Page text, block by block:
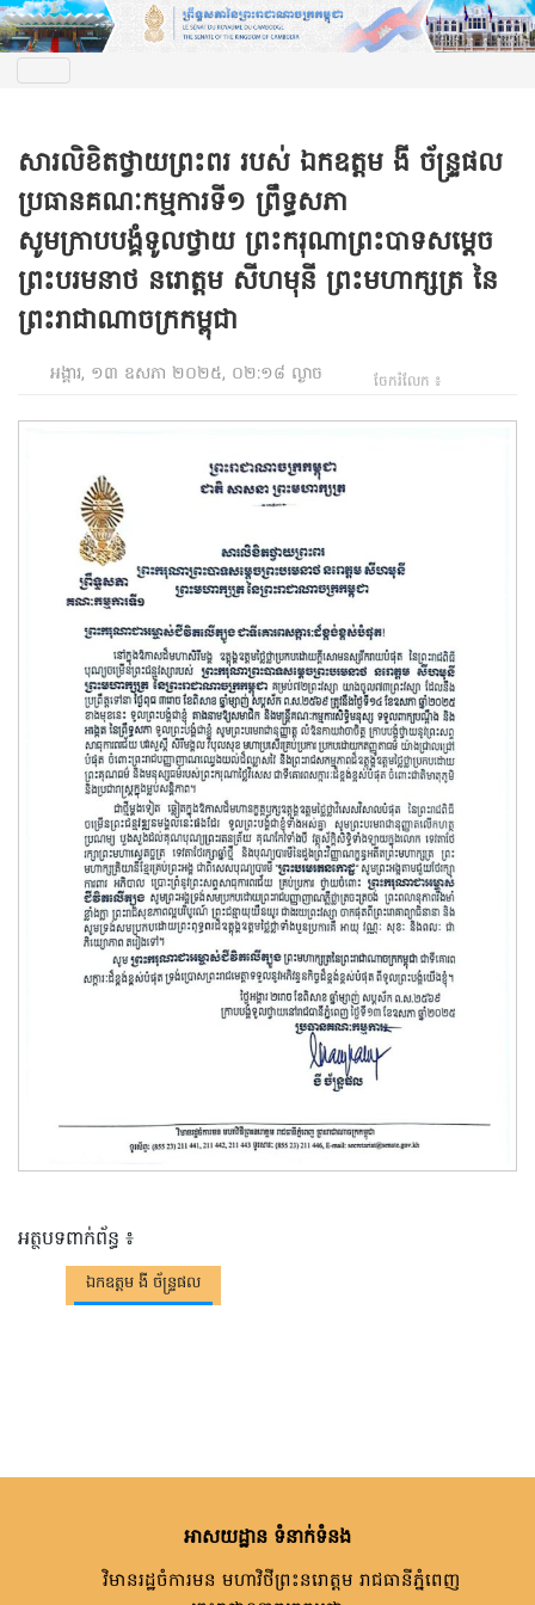
សារលិខិតថ្វាយព្រះពរ របស់ ឯកឧត្តម ងី ច័ន្ទ្រផល
ប្រធានគណៈកម្មការទី១ ព្រឹទ្ធសភា
សូមក្រាបបង្គំទូលថ្វាយ ព្រះករុណាព្រះបាទសម្តេច
ព្រះបរមនាថ នរោត្តម សីហមុនី ព្រះមហាក្សត្រ នៃ
ព្រះរាជាណាចក្រកម្ពុជា
អង្គារ, ១៣ ឧសភា ២០២៥, ០២:១៨ ល្ងាច ចែករំលែក ៖
អត្ថបទពាក់ព័ន្ធ ៖
ឯកឧត្តម ងី ច័ន្រ្ទផល
អាសយដ្ឋាន ទំនាក់ទំនង
វិមានរដ្ឋចំការមន មហាវិថីព្រះនរោត្តម រាជធានីភ្នំពេញ